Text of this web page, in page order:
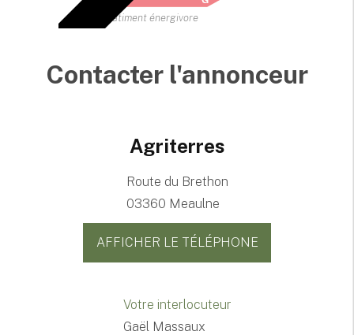
Bâtiment énergivore
Contacter l'annonceur
Agriterres
Route du Brethon
03360 Meaulne
AFFICHER LE TÉLÉPHONE
Votre interlocuteur
Gaël Massaux